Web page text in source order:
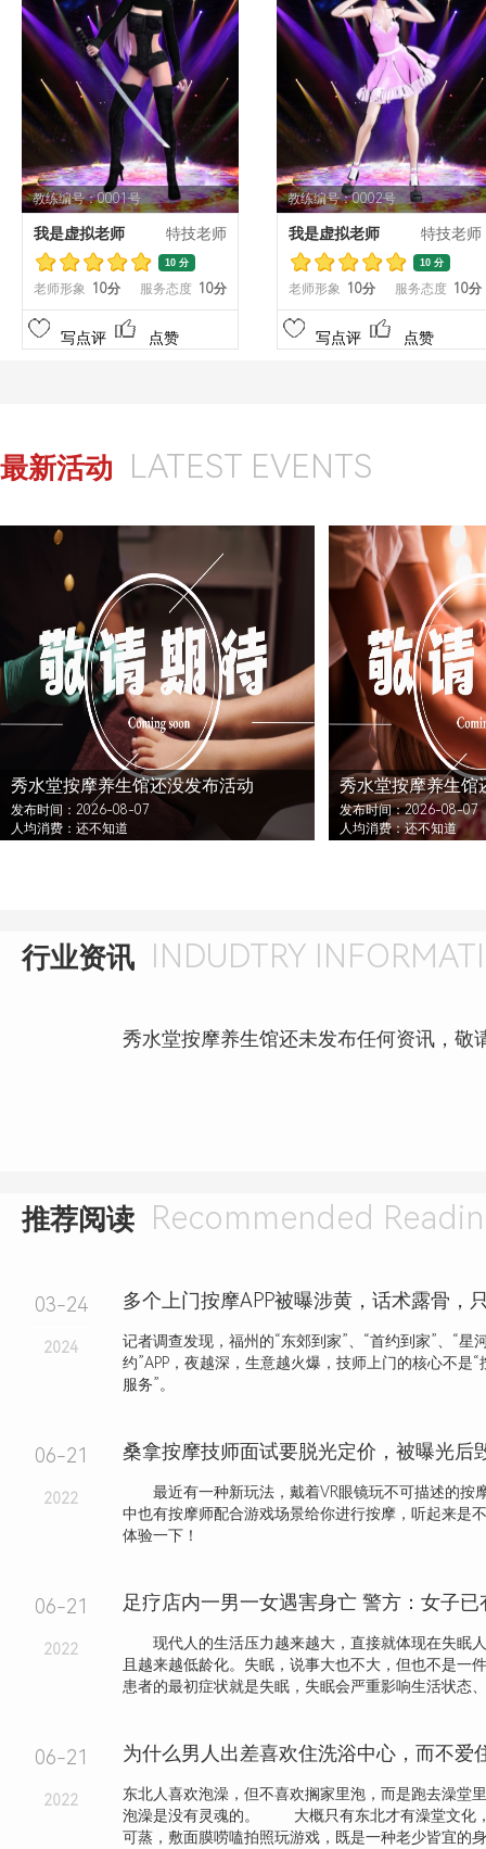
教练编号：0001号
我是虚拟老师 特技老师
10 分
老师形象 10分 服务态度 10分
写点评 点赞
教练编号：0002号
我是虚拟老师 特技老师
10 分
老师形象 10分 服务态度 10分
写点评 点赞
最新活动 LATEST EVENTS
秀水堂按摩养生馆还没发布活动
发布时间：2026-08-07
人均消费：还不知道
秀水堂按摩养生馆
发布时间：2026-08-07
人均消费：还不知道
行业资讯 INDUDTRY
秀水堂按摩养生馆还未发布任何资讯，敬
推荐阅读 Recommended
03-24
2024
记者调查发现，福州的“东郊到家”、“首约到家”、“星
约”APP，夜越深，生意越火爆，技师上门的核心不是“
服务”。
06-21
2022
桑拿按摩技师面试要脱光定价，被曝光后
最近有一种新玩法，戴着VR眼镜玩不可描述的按
中也有按摩师配合游戏场景给你进行按摩，听起来是
体验一下！
06-21
2022
足疗店内一男一女遇害身亡 警方：女子已
现代人的生活压力越来越大，直接就体现在失眠
且越来越低龄化。失眠，说事大也不大，但也不是一
患者的最初症状就是失眠，失眠会严重影响生活状态
06-21
2022
东北人喜欢泡澡，但不喜欢搁家里泡，而是跑去澡堂
泡澡是没有灵魂的。 大概只有东北才有澡堂文化
可蒸，敷面膜唠嗑拍照玩游戏，既是一种老少皆宜的